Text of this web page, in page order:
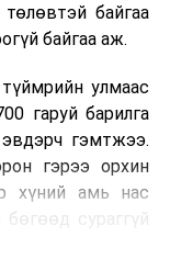
байгаа
байгаа аж.
улмаас
гаруй барилга
гэмтжээ.
гэрээ орхин
хүний амь нас
бөгөөд сураггүй